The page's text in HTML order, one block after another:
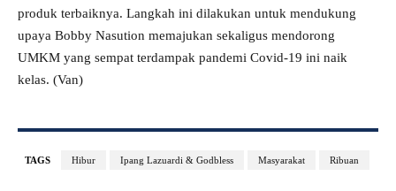
produk terbaiknya. Langkah ini dilakukan untuk mendukung
upaya Bobby Nasution memajukan sekaligus mendorong
UMKM yang sempat terdampak pandemi Covid-19 ini naik
kelas. (Van)
TAGS Hibur Ipang Lazuardi & Godbless Masyarakat Ribuan